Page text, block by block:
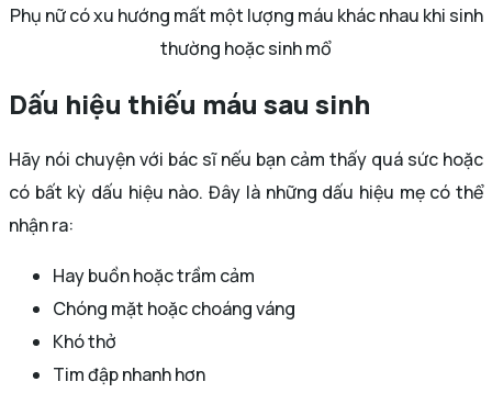
Phụ nữ có xu hướng mất một lượng máu khác nhau khi sinh
thường hoặc sinh mổ
Dấu hiệu thiếu máu sau sinh
Hãy nói chuyện với bác sĩ nếu bạn cảm thấy quá sức hoặc
có bất kỳ dấu hiệu nào. Đây là những dấu hiệu mẹ có thể
nhận ra:
Hay buồn hoặc trầm cảm
Chóng mặt hoặc choáng váng
Khó thở
Tim đập nhanh hơn